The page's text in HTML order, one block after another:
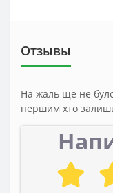
Отзывы
На жаль ще не було
першим хто